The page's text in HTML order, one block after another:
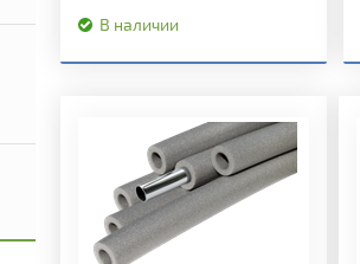
В наличии